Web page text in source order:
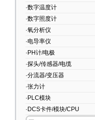
·数字温度计
·数字照度计
·氧分析仪
·电导率仪
·PH计/电极
·探头/传感器/电缆
·分流器/变压器
·张力计
·PLC模块
·DCS卡件/模块/CPU